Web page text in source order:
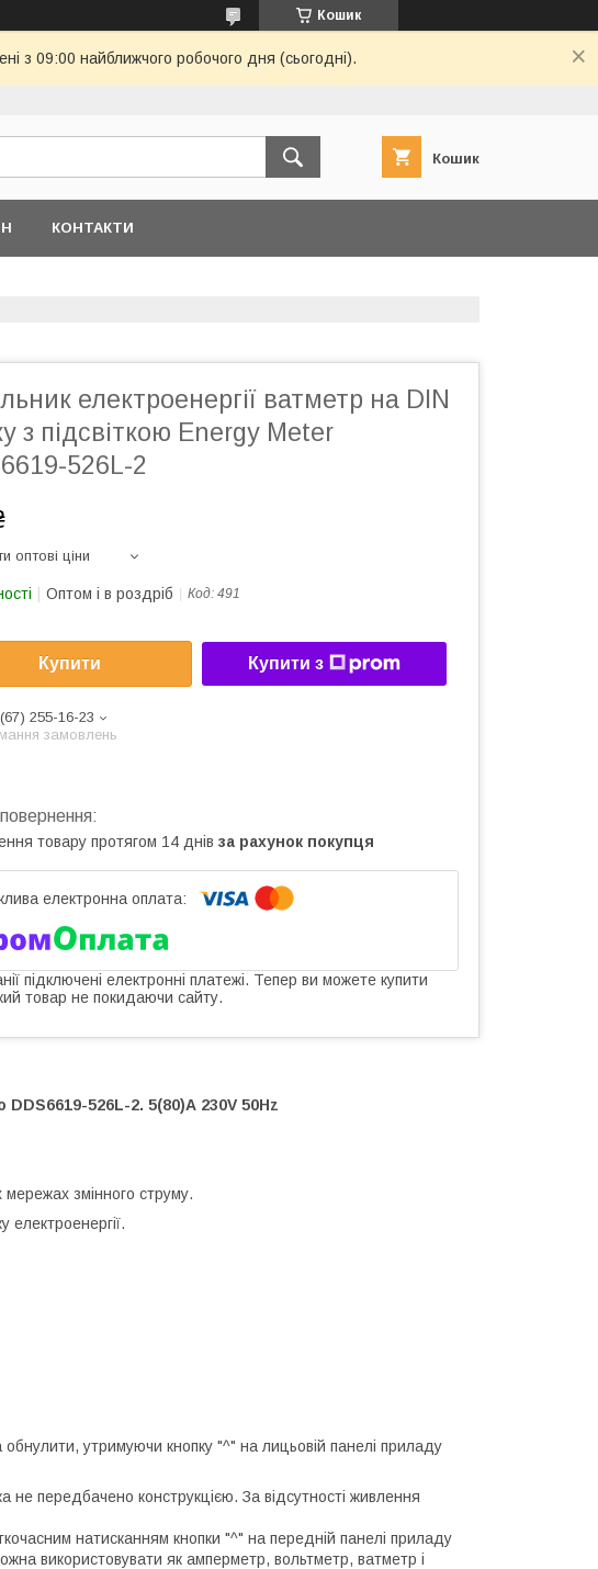
Кошик
з 09:00 найближчого робочого дня (сьогодні).
Кошик
КОНТАКТИ
електроенергії ватметр на DIN
з підсвіткою Energy Meter
526L-2
оптові ціни
Оптом і в роздріб Код: 491
Купити Купити з
255-16-23
замовлень
товару протягом 14 днів за рахунок покупця
підключені електронні платежі. Тепер ви можете купити
товар не покидаючи сайту.
526L-2. 5(80)А 230V 50Hz
змінного струму.
електроенергії.
утримуючи кнопку "^" на лицьовій панелі приладу
не передбачено конструкцією. За відсутності живлення
натисканням кнопки "^" на передній панелі приладу
використовувати як амперметр, вольтметр, ватметр і